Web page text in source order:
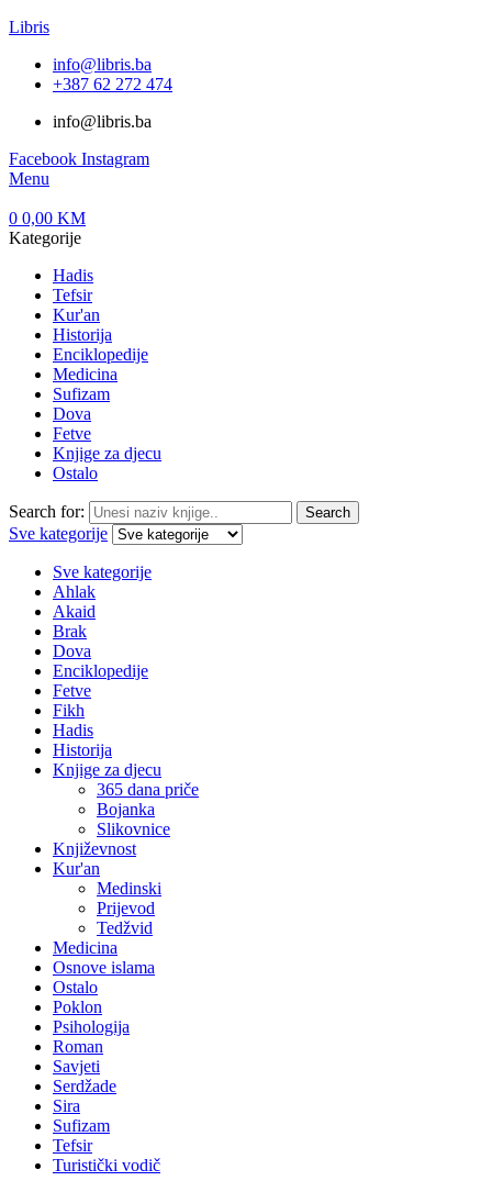
Libris
info@libris.ba
+387 62 272 474​
info@libris.ba
Facebook Instagram
Menu
0 0,00 KM
Kategorije
Hadis
Tefsir
Kur'an
Historija
Enciklopedije
Medicina
Sufizam
Dova
Fetve
Knjige za djecu
Ostalo
Search for: Search
Sve kategorije
Sve kategorije
Ahlak
Akaid
Brak
Dova
Enciklopedije
Fetve
Fikh
Hadis
Historija
Knjige za djecu
365 dana priče
Bojanka
Slikovnice
Književnost
Kur'an
Medinski
Prijevod
Tedžvid
Medicina
Osnove islama
Ostalo
Poklon
Psihologija
Roman
Savjeti
Serdžade
Sira
Sufizam
Tefsir
Turistički vodič